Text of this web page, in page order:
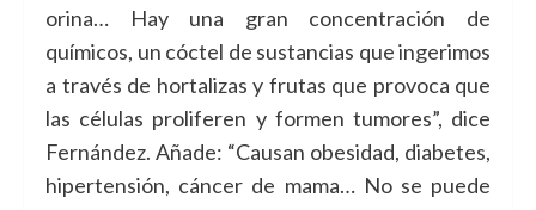
orina… Hay una gran concentración de
químicos, un cóctel de sustancias que ingerimos
a través de hortalizas y frutas que provoca que
las células proliferen y formen tumores”, dice
Fernández. Añade: “Causan obesidad, diabetes,
hipertensión, cáncer de mama… No se puede